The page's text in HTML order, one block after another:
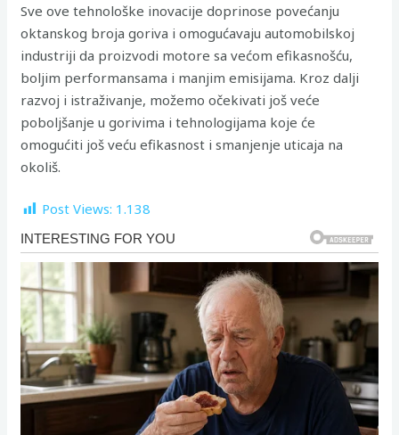
Sve ove tehnološke inovacije doprinose povećanju
oktanskog broja goriva i omogućavaju automobilskoj
industriji da proizvodi motore sa većom efikasnošću,
boljim performansama i manjim emisijama. Kroz dalji
razvoj i istraživanje, možemo očekivati još veće
poboljšanje u gorivima i tehnologijama koje će
omogućiti još veću efikasnost i smanjenje uticaja na
okoliš.
Post Views: 1.138